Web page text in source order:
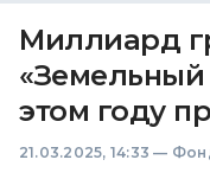
Миллиард
«Земельный
этом году
21.03.2025, 14:33 —